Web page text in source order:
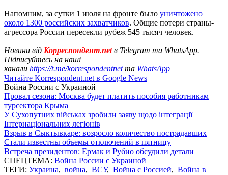
Напомним, за сутки 1 июля на фронте было уничтожено
около 1300 российских захватчиков. Общие потери страны-
агрессора России пересекли рубеж 545 тысяч человек.
Новини від Корреспондент.netв Telegram та WhatsApp.
Підписуйтесь на наші
канали https://t.me/korrespondentnetта WhatsApp
Читайте Korrespondent.net в Google News
Война России с Украиной
Провал сезона: Москва будет платить пособия работникам
турсектора Крыма
У Сухопутних військах зробили заяву щодо інтеграції
Інтернаціональних легіонів
Взрыв в Сыктывкаре: возросло количество пострадавших
Стали известны объемы отключений в пятницу
Встреча президентов: Ермак и Рубио обсудили детали
СПЕЦТЕМА: Война России с Украиной
ТЕГИ: Украина, война, ВСУ, Война с Россией, Война в